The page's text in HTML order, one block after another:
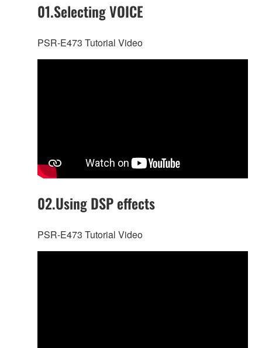
01.Selecting VOICE
PSR-E473 Tutorial Video
02.Using DSP effects
PSR-E473 Tutorial Video